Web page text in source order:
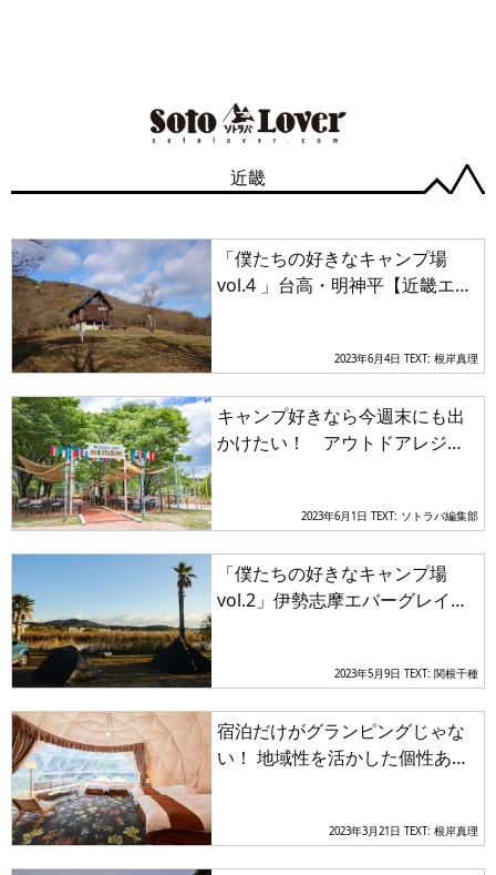
近畿
「僕たちの好きなキャンプ場
vol.4 」台高・明神平【近畿エリ
2023年6月4日 TEXT: 根岸真理
キャンプ好きなら今週末にも出
かけたい！ アウトドアレジャ
2023年6月1日 TEXT: ソトラバ編集部
「僕たちの好きなキャンプ場
vol.2」伊勢志摩エバーグレイズ
2023年5月9日 TEXT: 関根千種
宿泊だけがグランピングじゃな
い！ 地域性を活かした個性あふ
2023年3月21日 TEXT: 根岸真理